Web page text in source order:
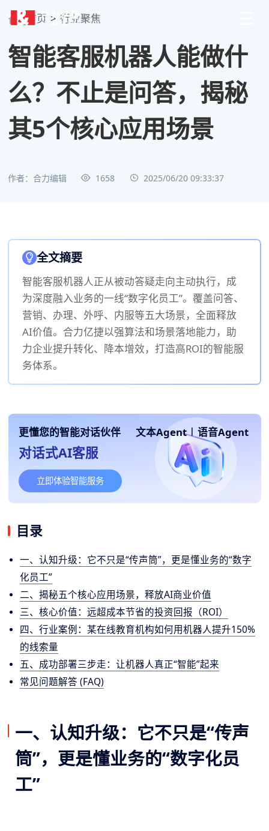
首页 > 行业聚焦
智能客服机器人能做什
么？不止是问答，揭秘
其5个核心应用场景
作者：合力编辑 1658 2025/06/20 09:33:37
全文摘要
智能客服机器人正从被动答疑走向主动执行，成
为深度融入业务的一线“数字化员工”。覆盖问答、
营销、办理、外呼、内服等五大场景，全面释放
AI价值。合力亿捷以强算法和场景落地能力，助
力企业提升转化、降本增效，打造高ROI的智能服
务体系。
更懂您的智能对话伙伴 文本Agent | 语音Agent
对话式AI客服
立即体验智能服务
目录
一、认知升级：它不只是“传声筒”，更是懂业务的“数字
化员工”
二、揭秘五个核心应用场景，释放AI商业价值
三、核心价值：远超成本节省的投资回报（ROI）
四、行业案例：某在线教育机构如何用机器人提升150%
的线索量
五、成功部署三步走：让机器人真正“智能”起来
常见问题解答 (FAQ)
一、认知升级：它不只是“传声
筒”，更是懂业务的“数字化员
工”